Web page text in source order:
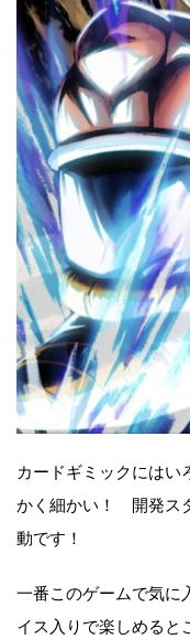
カードギミックにはい
かく細かい！ 開発ス
動です！
一番このゲームで気に
イス入りで楽しめると